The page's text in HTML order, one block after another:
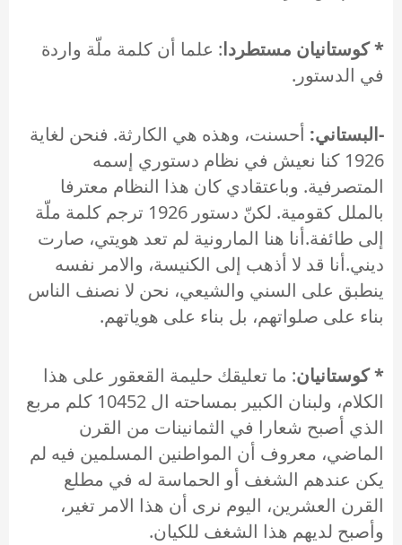
* كوستانيان مستطردا: علما أن كلمة ملّة واردة
في الدستور.
-البستاني: أحسنت، وهذه هي الكارثة. فنحن لغاية
1926 كنا نعيش في نظام دستوري إسمه
المتصرفية. وباعتقادي كان هذا النظام معترفا
بالملل كقومية. لكنّ دستور 1926 ترجم كلمة ملّة
إلى طائفة.أنا هنا المارونية لم تعد هويتي، صارت
ديني.أنا قد لا أذهب إلى الكنيسة، والامر نفسه
ينطبق على السني والشيعي، نحن لا نصنف الناس
بناء على صلواتهم، بل بناء على هوياتهم.
* كوستانيان: ما تعليقك حليمة القعقور على هذا
الكلام، ولبنان الكبير بمساحته ال 10452 كلم مربع
الذي أصبح شعارا في الثمانينات من القرن
الماضي، معروف أن المواطنين المسلمين فيه لم
يكن عندهم الشغف أو الحماسة له في مطلع
القرن العشرين، اليوم نرى أن هذا الامر تغير،
وأصبح لديهم هذا الشغف للكيان.